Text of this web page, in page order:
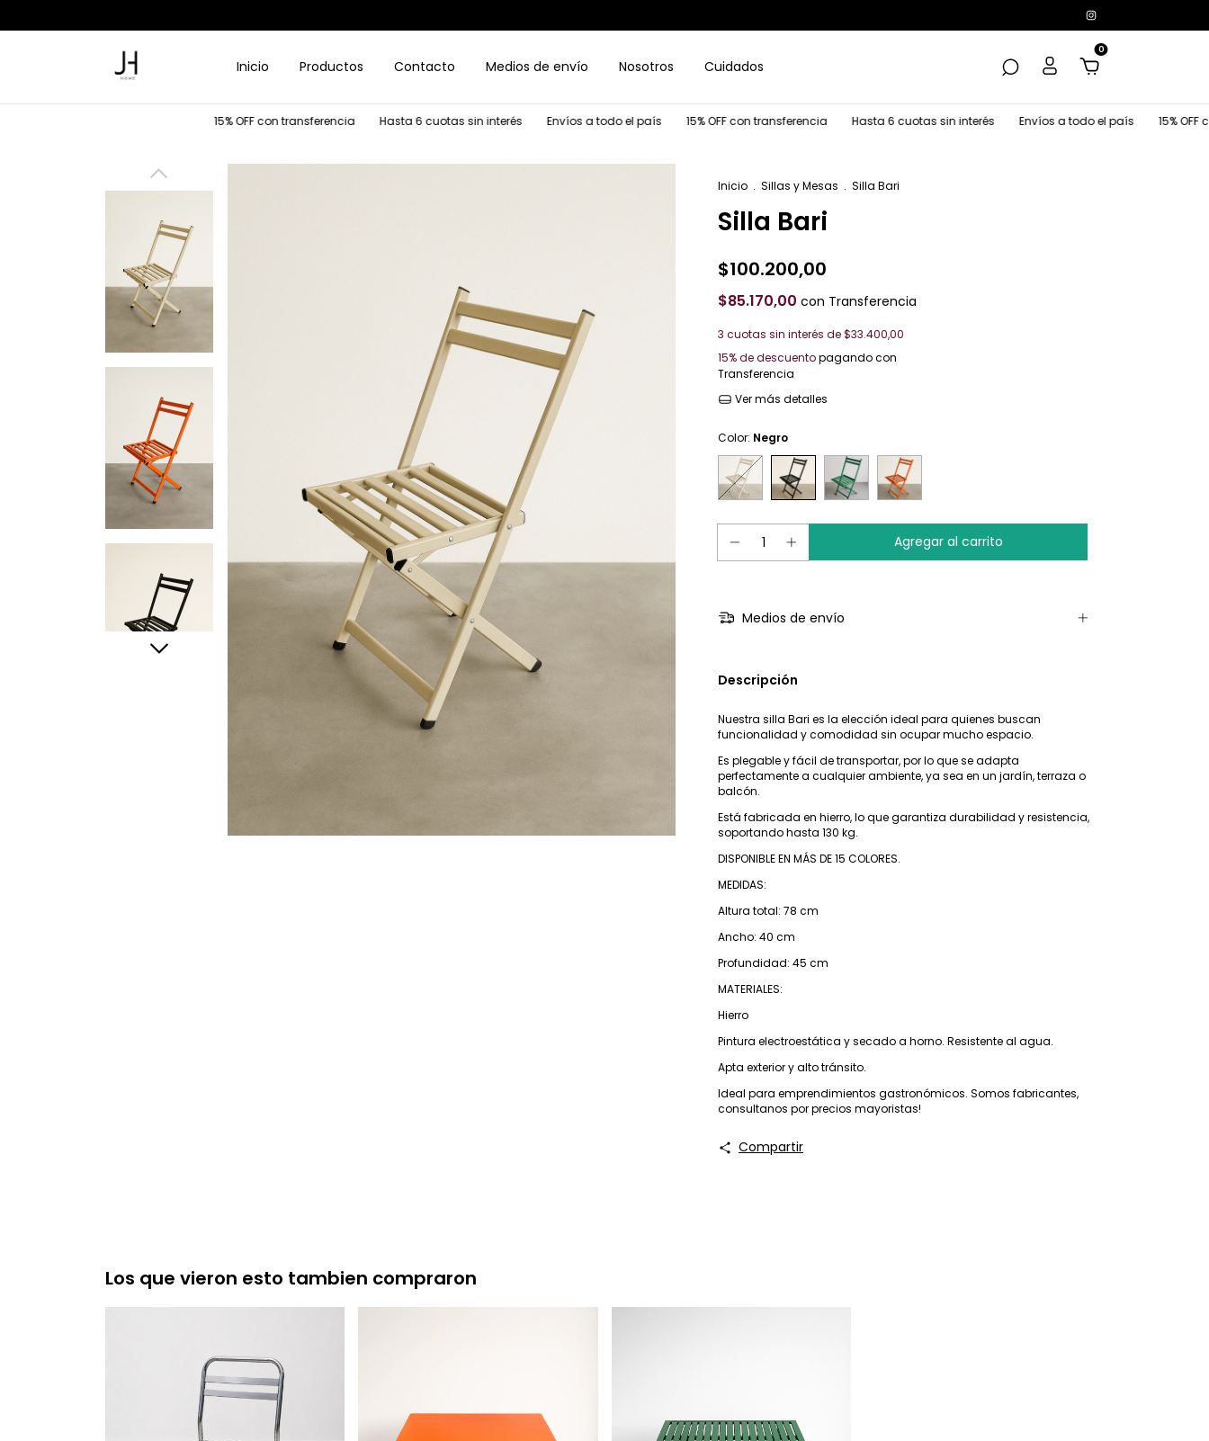
Inicio Productos Contacto Medios de envío Nosotros Cuidados
0
15% OFF con transferencia Hasta 6 cuotas sin interés Envíos a todo el país 15% OFF con transferencia Hasta 6 cuotas sin interés Envíos a todo el país 15% OFF con
Inicio . Sillas y Mesas . Silla Bari
Silla Bari
$100.200,00
$85.170,00 con Transferencia
3 cuotas sin interés de$33.400,00
15% de descuentopagando con
Transferencia
Ver más detalles
Color: Negro
Medios de envío
Descripción
Nuestra silla Bari es la elección ideal para quienes buscan
funcionalidad y comodidad sin ocupar mucho espacio.
Es plegable y fácil de transportar, por lo que se adapta
perfectamente a cualquier ambiente, ya sea en un jardín, terraza o
balcón.
Está fabricada en hierro, lo que garantiza durabilidad y resistencia,
soportando hasta 130 kg.
DISPONIBLE EN MÁS DE 15 COLORES.
MEDIDAS:
Altura total: 78 cm
Ancho: 40 cm
Profundidad: 45 cm
MATERIALES:
Hierro
Pintura electroestática y secado a horno. Resistente al agua.
Apta exterior y alto tránsito.
Ideal para emprendimientos gastronómicos. Somos fabricantes,
consultanos por precios mayoristas!
Compartir
Los que vieron esto tambien compraron